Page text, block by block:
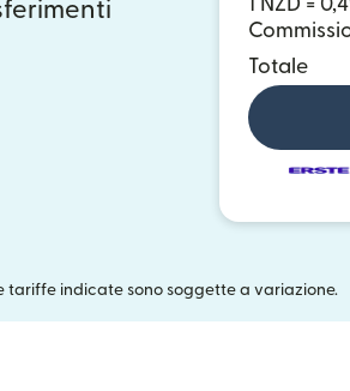
1 NZD =
Totale
tariffe indicate sono soggette a variazione.